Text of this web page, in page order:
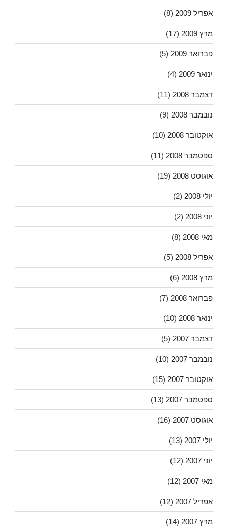
אפריל 2009 (8)
מרץ 2009 (17)
פברואר 2009 (5)
ינואר 2009 (4)
דצמבר 2008 (11)
נובמבר 2008 (9)
אוקטובר 2008 (10)
ספטמבר 2008 (11)
אוגוסט 2008 (19)
יולי 2008 (2)
יוני 2008 (2)
מאי 2008 (8)
אפריל 2008 (5)
מרץ 2008 (6)
פברואר 2008 (7)
ינואר 2008 (10)
דצמבר 2007 (5)
נובמבר 2007 (10)
אוקטובר 2007 (15)
ספטמבר 2007 (13)
אוגוסט 2007 (16)
יולי 2007 (13)
יוני 2007 (12)
מאי 2007 (12)
אפריל 2007 (12)
מרץ 2007 (14)